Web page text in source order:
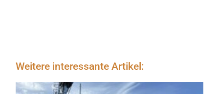
Weitere interessante Artikel: